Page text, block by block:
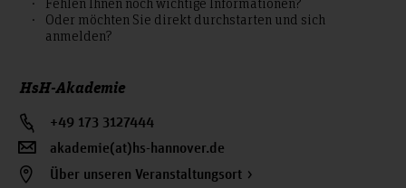
Oder möchten Sie direkt durchstarten und sich
anmelden?
HsH-Akademie
+49 173 3127444
akademie(at)hs-hannover.de
Über unseren Veranstaltungsort